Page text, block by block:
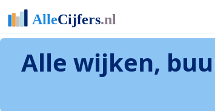
Alle wijken,